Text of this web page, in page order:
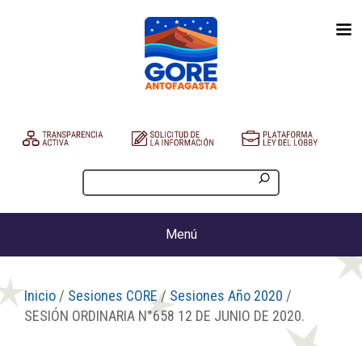
Menú
Inicio / Sesiones CORE/ Sesiones Año 2020 /
SESIÓN ORDINARIA N°658 12 DE JUNIO DE 2020.